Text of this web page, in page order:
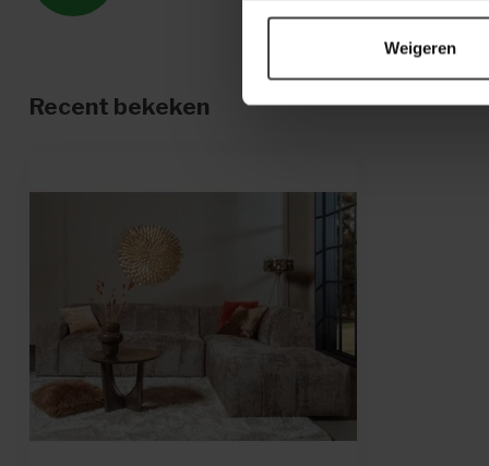
Weigeren
Recent bekeken